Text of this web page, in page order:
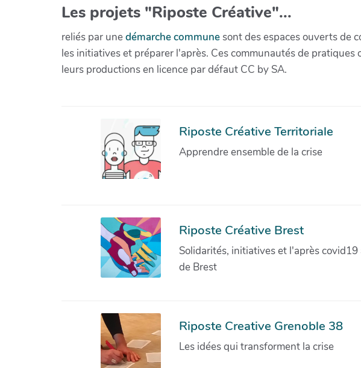
Les projets "Riposte Créative"...
reliés par unedémarche communesont des espaces ouverts de
les initiatives et préparer l'après. Ces communautés de
leurs productions en licence par défaut CC by SA.
Riposte Créative Territoriale
Apprendre ensemble de la crise
Riposte Créative Brest
Solidarités, initiatives et l'après covid19
de Brest
Riposte Creative Grenoble 38
Les idées qui transforment la crise